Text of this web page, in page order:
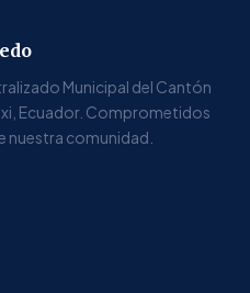
Municipal del Cantón
Ecuador. Comprometidos
nuestra comunidad.